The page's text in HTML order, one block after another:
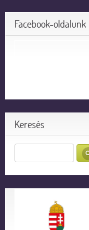
Facebook-oldalunk
Keresés